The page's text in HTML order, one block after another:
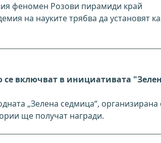
феномен Розови пирамиди край
на науките трябва да установят
включват в инициативата
„Зелена седмица“, организирана
ще получат награди.